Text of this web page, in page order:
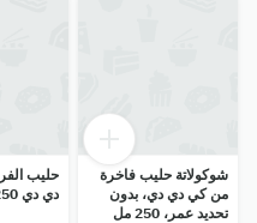
شوكولاتة حليب فاخرة
من كي دي دي، بدون
تحديد عمر، 250 مل
حليب
دي دي 250 مل